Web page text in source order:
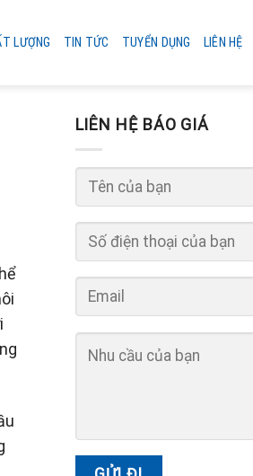
LƯỢNG TIN TỨC TUYỂN DỤNG LIÊN HỆ
LIÊN HỆ BÁO GIÁ